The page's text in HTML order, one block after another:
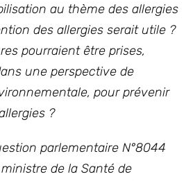
au thème des allergies
des allergies serait utile ?
pourraient être prises,
une perspective de
pour prévenir
?
parlementaire N°8044
de la Santé de